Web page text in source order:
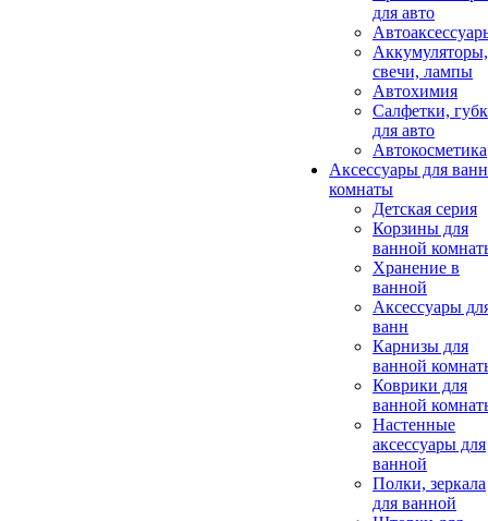
для авто
Аккумуляторы,
свечи, лампы
Автохимия
Салфетки,
для авто
Автокосметика
Аксессуары для
комнаты
Детская серия
Корзины для
ванной
Хранение в
ванной
Аксессуары
ванн
Карнизы для
ванной
Коврики для
ванной
Настенные
аксессуары для
ванной
Полки, зеркала
для ванной